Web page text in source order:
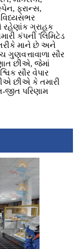
ફ્રાન્સ,
રહેણાંક ગ્રાહક
કંપની 'લિમિટેડ
તરીકે માને છે અને
સૌર
છીએ, જેમાં
સૌર વેપાર
છીએ કે તમારી
જીત પરિણામ